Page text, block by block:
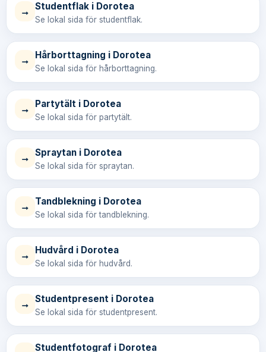
→ Studentflak i Dorotea
Se lokal sida för studentflak.
→ Hårborttagning i Dorotea
Se lokal sida för hårborttagning.
→ Partytält i Dorotea
Se lokal sida för partytält.
→ Spraytan i Dorotea
Se lokal sida för spraytan.
→ Tandblekning i Dorotea
Se lokal sida för tandblekning.
→ Hudvård i Dorotea
Se lokal sida för hudvård.
→ Studentpresent i Dorotea
Se lokal sida för studentpresent.
Studentfotograf i Dorotea